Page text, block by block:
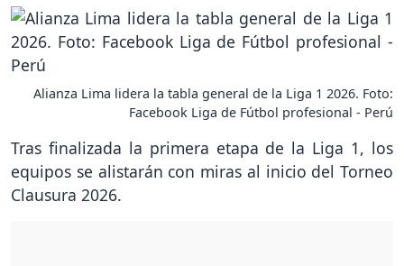
Alianza Lima lidera la tabla general de la Liga 1 2026. Foto:
Facebook Liga de Fútbol profesional - Perú
Tras finalizada la primera etapa de la Liga 1, los
equipos se alistarán con miras al inicio del Torneo
Clausura 2026.